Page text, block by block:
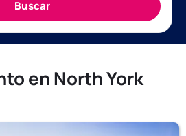
en North York